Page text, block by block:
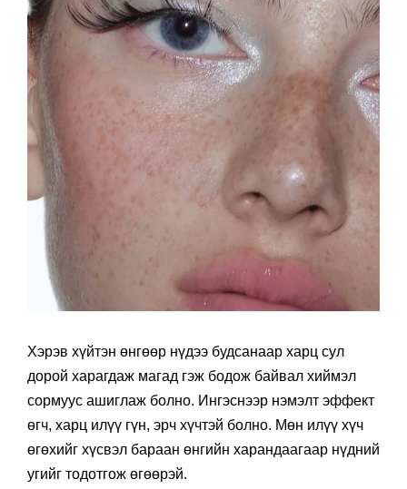
Хэрэв хүйтэн өнгөөр нүдээ будсанаар харц сул
дорой харагдаж магад гэж бодож байвал хиймэл
сормуус ашиглаж болно. Ингэснээр нэмэлт эффект
өгч, харц илүү гүн, эрч хүчтэй болно. Мөн илүү хүч
өгөхийг хүсвэл бараан өнгийн харандаагаар нүдний
угийг тодотгож өгөөрэй.